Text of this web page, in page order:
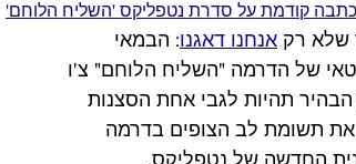
קודמת על סדרת נטפליקס 'השליח הלוחם'
שלא רק אנחנו דאגנו: הבמאי
של הדרמה "השליח הלוחם" צ'ו
הבהיר תהיות לגבי אחת הסצנות
תשומת לב הצופים בדרמה
החדשה של נטפליקס.